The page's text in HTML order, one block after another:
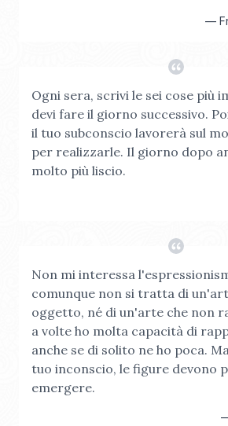
—
Ogni sera, scrivi le sei cose più
devi fare il giorno successivo.
il tuo subconscio lavorerà sul
per realizzarle. Il giorno dopo
molto più liscio.
Non mi interessa
comunque non si tratta di
oggetto, né di un'arte che non
a volte ho molta capacità di
anche se di solito ne ho poca.
tuo inconscio, le figure devono
emergere.